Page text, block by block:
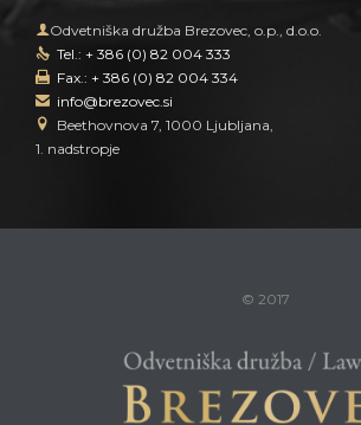
 Odvetniška družba Brezovec, o.p., d.o.o.
 Tel.: + 386 (0) 82 004 333
 Fax.: + 386 (0) 82 004 334
 info@brezovec.si

Beethovnova 7, 1000 Ljubljana,
1. nadstropje
© 2017